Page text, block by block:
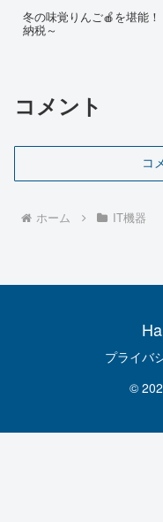
冬の味覚りんご🍎を堪能！
納税～
コメント
コ
ホーム IT機器
プライバ
©